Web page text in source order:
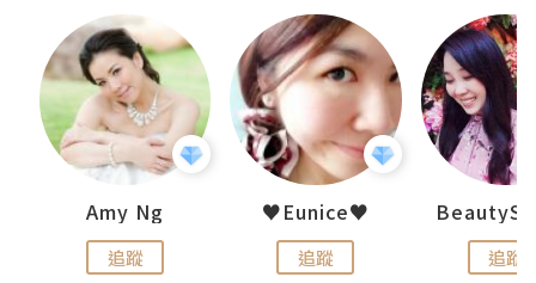
Amy Ng
追蹤
♥Eunice♥
追蹤 追蹤